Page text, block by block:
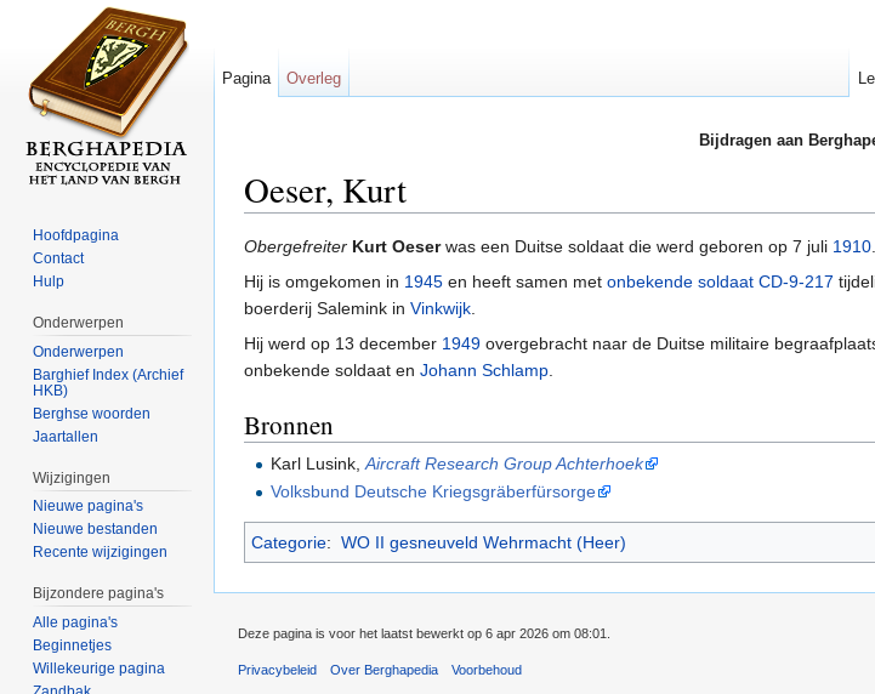
Bijdragen aan
Oeser, Kurt
Obergefreiter Kurt Oeserwas een Duitse soldaat die werd geboren op 7 juli 1910.
Hij is omgekomen in 1945 en heeft samen met onbekende soldaat CD-9-217
boerderij Salemink in Vinkwijk.
Hij werd op 13 december 1949 overgebracht naar de Duitse militaire
onbekende soldaat en Johann Schlamp.
Bronnen
Karl Lusink,Aircraft Research Group Achterhoek
Volksbund Deutsche Kriegsgräberfürsorge
Categorie: WO II gesneuveld Wehrmacht (Heer)
Pagina Overleg
Hoofdpagina
Contact
Hulp
Onderwerpen
Onderwerpen
Barghief Index (Archief
HKB)
Berghse woorden
Jaartallen
Wijzigingen
Nieuwe pagina's
Nieuwe bestanden
Recente wijzigingen
Bijzondere pagina's
Alle pagina's
Beginnetjes
Willekeurige pagina
Deze pagina is voor het laatst bewerkt op 6 apr 2026 om 08:01.
Privacybeleid Over Berghapedia Voorbehoud